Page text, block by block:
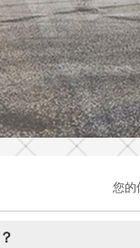
您的